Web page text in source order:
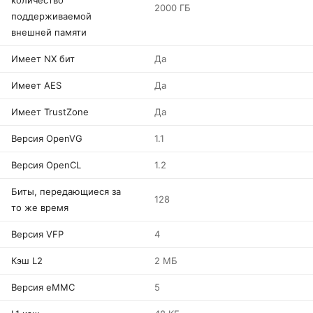
поддерживаемой
внешней памяти
2000 ГБ
Имеет NX бит Да
Имеет AES Да
Имеет TrustZone Да
Версия OpenVG 1.1
Версия OpenCL 1.2
Биты, передающиеся за
то же время
128
Версия VFP 4
Кэш L2 2 МБ
Версия eMMC 5